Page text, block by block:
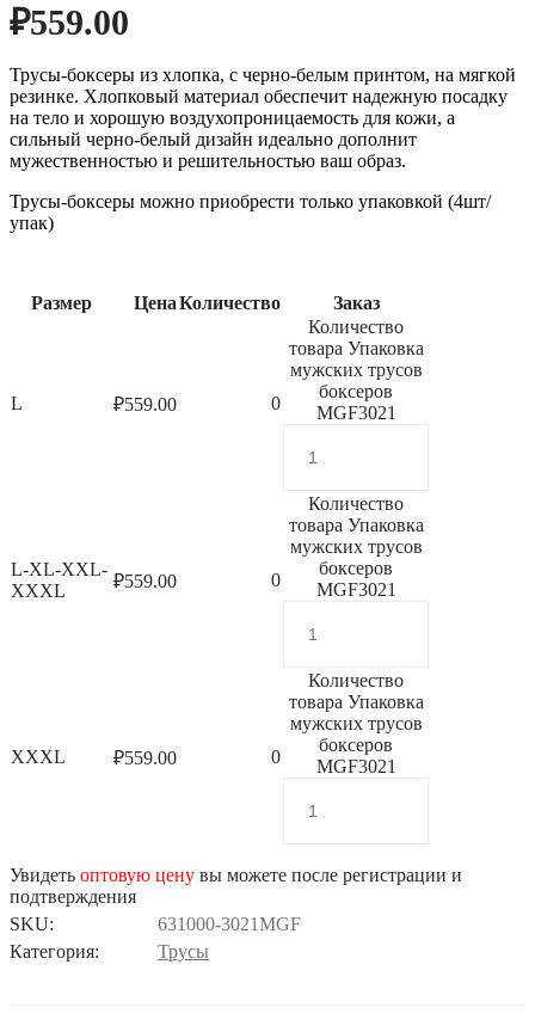
₽559.00
Трусы-боксеры из хлопка, с черно-белым принтом, на мягкой
резинке. Хлопковый материал обеспечит надежную посадку
на тело и хорошую воздухопроницаемость для кожи, а
сильный черно-белый дизайн идеально дополнит
мужественностью и решительностью ваш образ.
Трусы-боксеры можно приобрести только упаковкой (4шт/
упак)
Размер ЦенаКоличество Заказ
L ₽559.00 0
Количество
товара Упаковка
мужских трусов
боксеров
MGF3021
L-XL-XXL-
XXXL
₽559.00 0
Количество
товара Упаковка
мужских трусов
боксеров
MGF3021
XXXL ₽559.00 0
Количество
товара Упаковка
мужских трусов
боксеров
MGF3021
Увидеть оптовую цену вы можете после регистрации и
подтверждения
SKU:
631000-3021MGF
Категория:
Трусы